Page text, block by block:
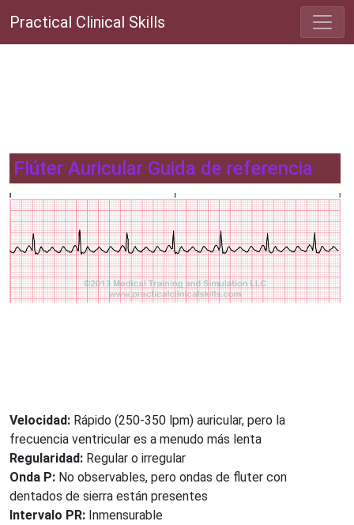
Practical Clinical Skills
Flúter Auricular Guida de referencia
Velocidad: Rápido (250-350 lpm) auricular, pero la
frecuencia ventricular es a menudo más lenta
Regularidad: Regular o irregular
Onda P: No observables, pero ondas de fluter con
dentados de sierra están presentes
Intervalo PR: Inmensurable